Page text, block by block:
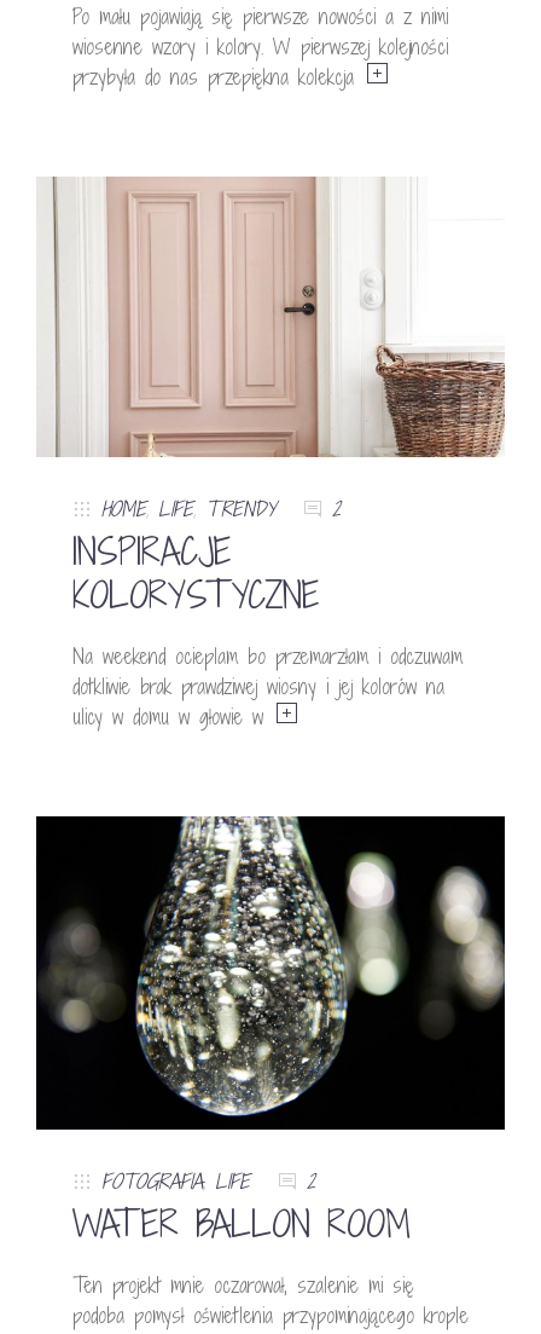
Po mału pojawiają się pierwsze nowości a z nimi
wiosenne wzory i kolory. W pierwszej kolejności
przybyła do nas przepiękna kolekcja
HOME, LIFE, TRENDY 2
INSPIRACJE
KOLORYSTYCZNE
Na weekend ocieplam bo przemarzłam i odczuwam
dotkliwie brak prawdziwej wiosny i jej kolorów na
ulicy w domu w głowie w
FOTOGRAFIA, LIFE 2
WATER BALLON ROOM
Ten projekt mnie oczarował, szalenie mi się
podoba pomysł oświetlenia przypominającego krople